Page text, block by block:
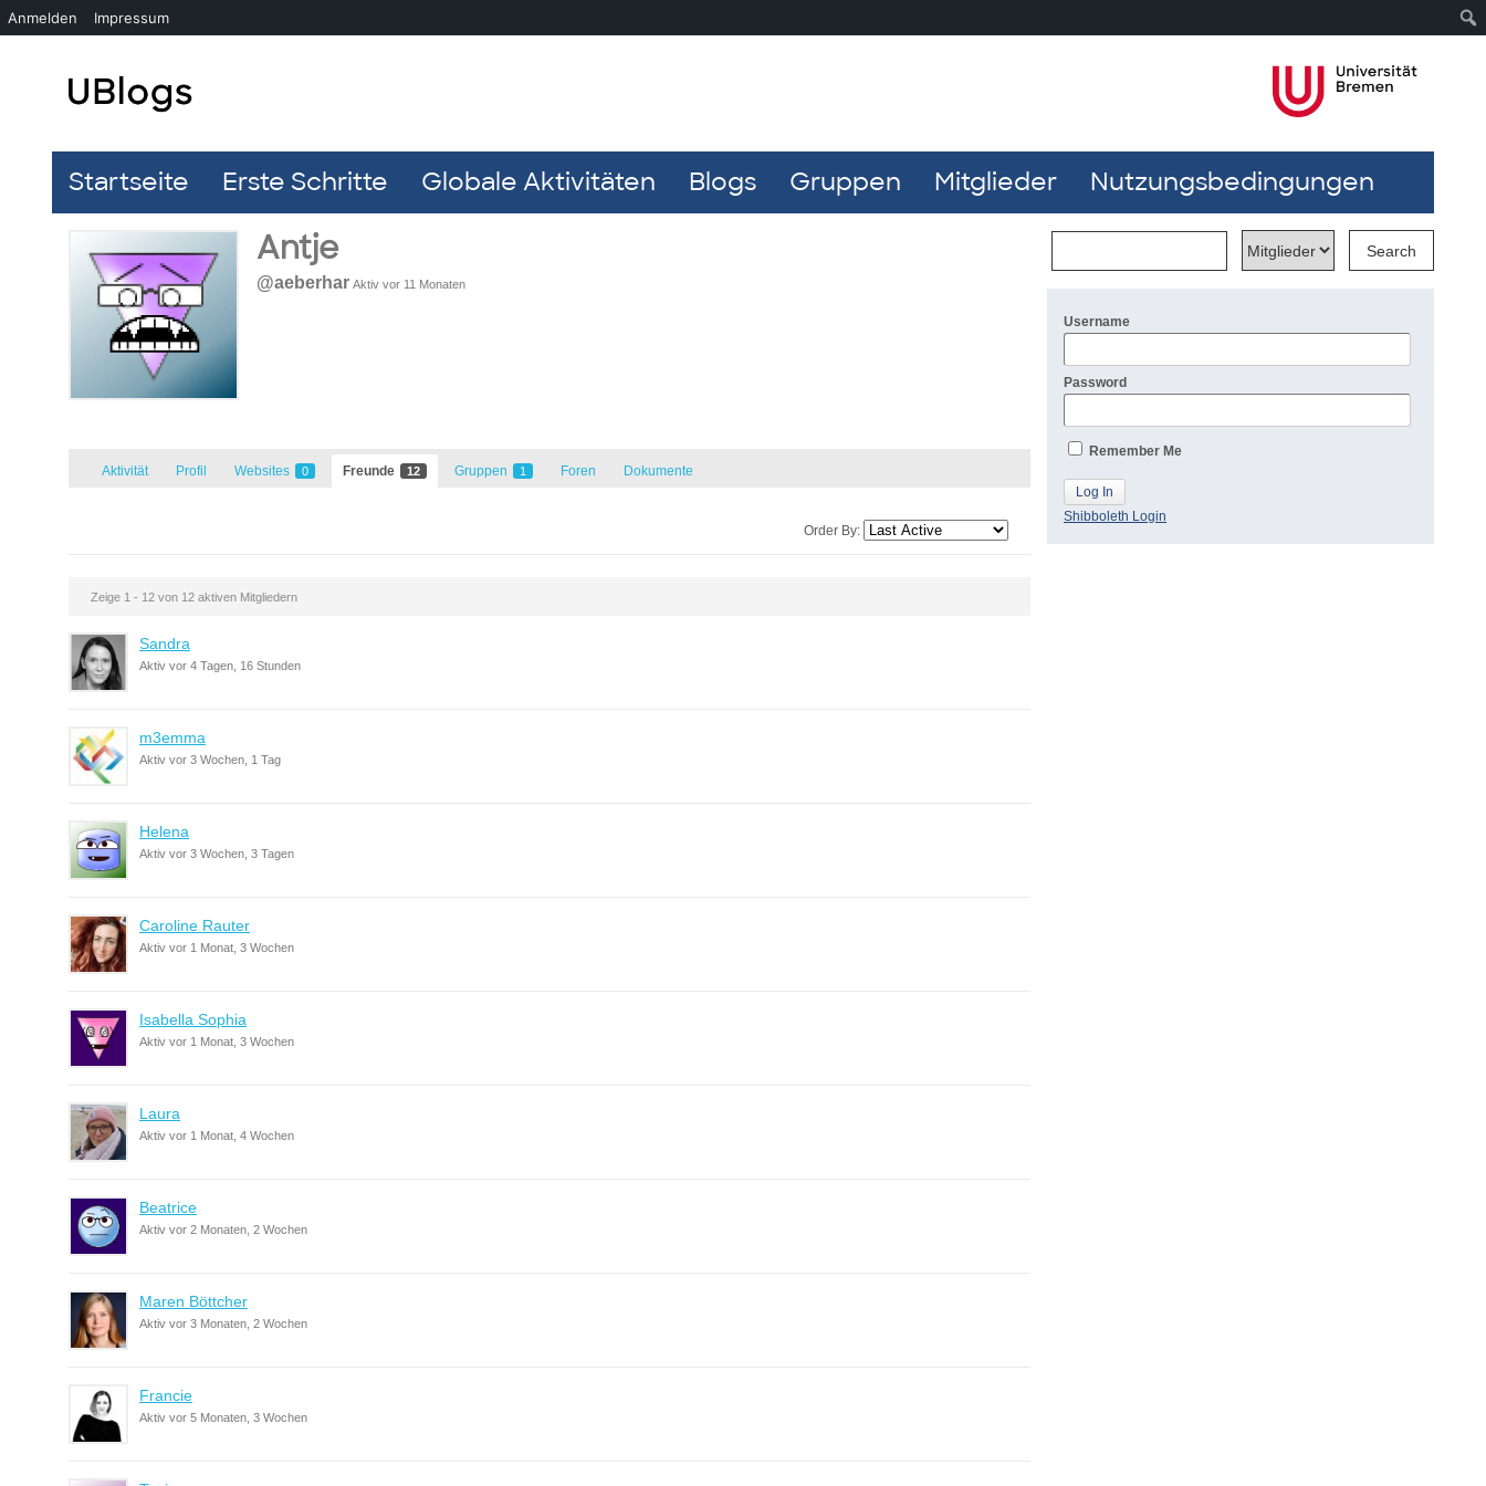
Startseite Erste Schritte Globale Aktivitäten Blogs Gruppen Mitglieder Nutzungsbedingungen
Antje
@aeberhar Aktiv vor 11 Monaten
Aktivität Profil Websites 0 Freunde 12 Gruppen 1 Foren Dokumente
Order By:
Zeige 1 - 12 von 12 aktiven Mitgliedern
Sandra
Aktiv vor 4 Tagen, 16 Stunden
m3emma
Aktiv vor 3 Wochen, 1 Tag
Helena
Aktiv vor 3 Wochen, 3 Tagen
Caroline Rauter
Aktiv vor 1 Monat, 3 Wochen
Isabella Sophia
Aktiv vor 1 Monat, 3 Wochen
Laura
Aktiv vor 1 Monat, 4 Wochen
Beatrice
Aktiv vor 2 Monaten, 2 Wochen
Maren Böttcher
Aktiv vor 3 Monaten, 2 Wochen
Francie
Aktiv vor 5 Monaten, 3 Wochen
Username
Password
Remember Me
Shibboleth Login
Anmelden Impressum